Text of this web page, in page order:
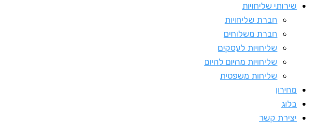
שירותי שליחויות
חברת שליחויות
חברת משלוחים
שליחויות לעסקים
שליחויות מהיום להיום
שליחות משפטית
מחירון
בלוג
יצירת קשר